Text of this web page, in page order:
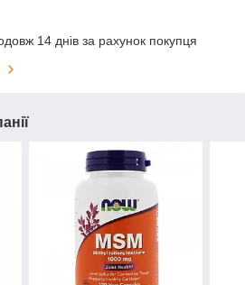
14 днів за рахунок покупця